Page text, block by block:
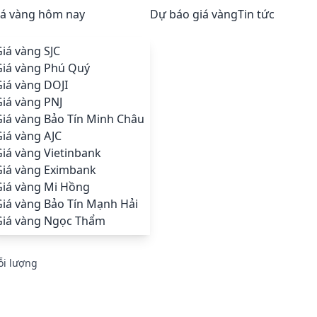
vàng hôm nay
vàng SJC
vàng Phú Quý
vàng DOJI
vàng PNJ
vàng Bảo Tín Minh Châu
vàng AJC
vàng Vietinbank
vàng Eximbank
vàng Mi Hồng
vàng Bảo Tín Mạnh Hải
vàng Ngọc Thẩm
Dự báo giá vàngTin tức
lượng